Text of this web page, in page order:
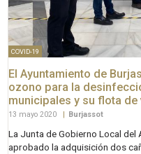
COVID-19
El Ayuntamiento de
ozono para la
municipales y su flota de
13 mayo 2020 | Burjassot
La Junta de Gobierno Local del
aprobado la adquisición dos